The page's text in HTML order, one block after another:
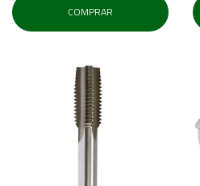
COMPRAR